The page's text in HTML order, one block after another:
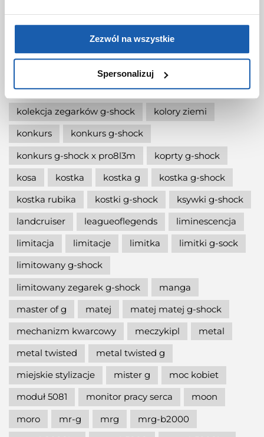
Zezwól na wszystkie
Spersonalizuj
jaki g-shock wybrać
jaki zegarek damski kupić
jaki zegarek g-shock wybrać
jaki zegarek wybrać
kermit
king
kiwami-ao-zumi kobiet
kolaboracja
kolekcja zegarków g-shock
kolory ziemi
konkurs
konkurs g-shock
konkurs g-shock x pro8l3m
koprty g-shock
kosa
kostka kostka g
kostka g-shock
kostka rubika
kostki g-shock
ksywki g-shock
landcruiser
leagueoflegends
liminescencja
limitacja
limitacje limitka
limitki g-sock
limitowany g-shock
limitowany zegarek g-shock
manga
master of g
matej
matej matej g-shock
mechanizm kwarcowy
meczykipl
metal
metal twisted
metal twisted g
miejskie stylizacje
mister g
moc kobiet
moduł 5081
monitor pracy serca
moon
moro
mr-g mrg
mrg-b2000